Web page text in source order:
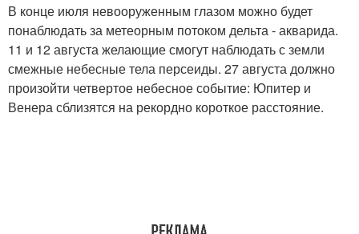
В конце июля невооруженным глазом можно будет
понаблюдать за метеорным потоком дельта - акварида.
11 и 12 августа желающие смогут наблюдать с земли
смежные небесные тела персеиды. 27 августа должно
произойти четвертое небесное событие: Юпитер и
Венера сблизятся на рекордно короткое расстояние.